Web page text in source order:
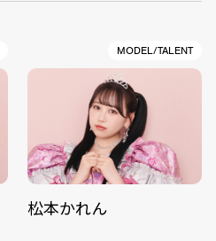
MODEL/TALENT
松本かれん